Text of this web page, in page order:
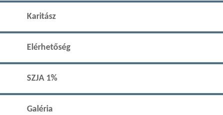
Karitász
Elérhetőség
SZJA 1%
Galéria